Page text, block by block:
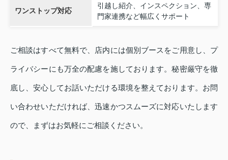
ワンストップ対応
引越し紹介、インスペクション、専
門家連携など幅広くサポート
ご相談はすべて無料で、店内には個別ブースをご用意し、プ
ライバシーにも万全の配慮を施しております。秘密厳守を徹
底し、安心してお話いただける環境を整えております。お問
い合わせいただければ、迅速かつスムーズに対応いたします
ので、まずはお気軽にご相談ください。